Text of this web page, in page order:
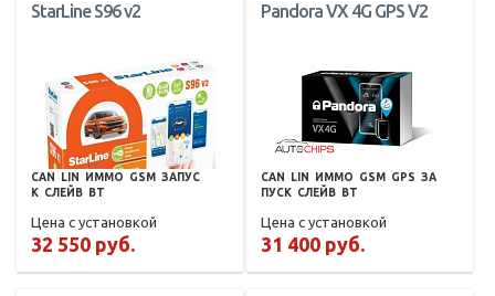
StarLine S96 v2
CAN LIN ИММО GSM ЗАПУС
К СЛЕЙВ BT
Цена с установкой
32 550 руб.
Pandora VX 4G GPS V2
CAN LIN ИММО GSM GPS ЗА
ПУСК СЛЕЙВ BT
Цена с установкой
31 400 руб.